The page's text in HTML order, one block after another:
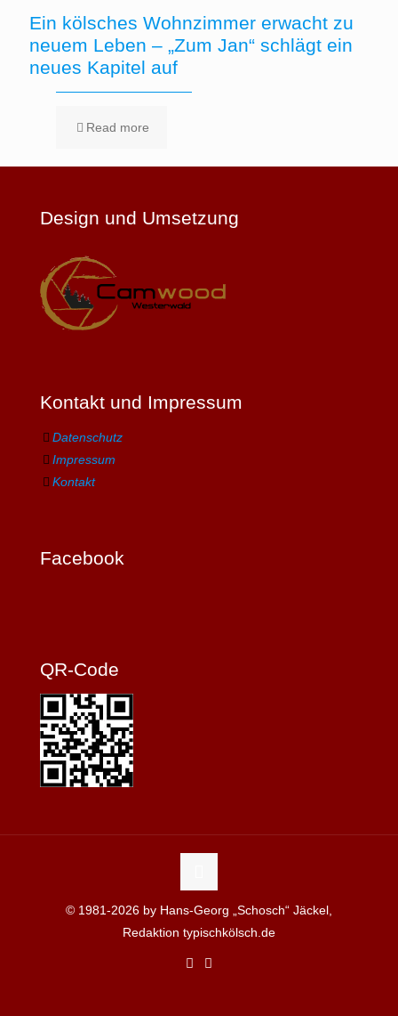
Ein kölsches Wohnzimmer erwacht zu
neuem Leben – „Zum Jan“ schlägt ein
neues Kapitel auf
Read more
Design und Umsetzung
Kontakt und Impressum
Datenschutz
Impressum
Kontakt
Facebook
QR-Code
© 1981-2026 by Hans-Georg „Schosch“ Jäckel,
Redaktion typischkölsch.de